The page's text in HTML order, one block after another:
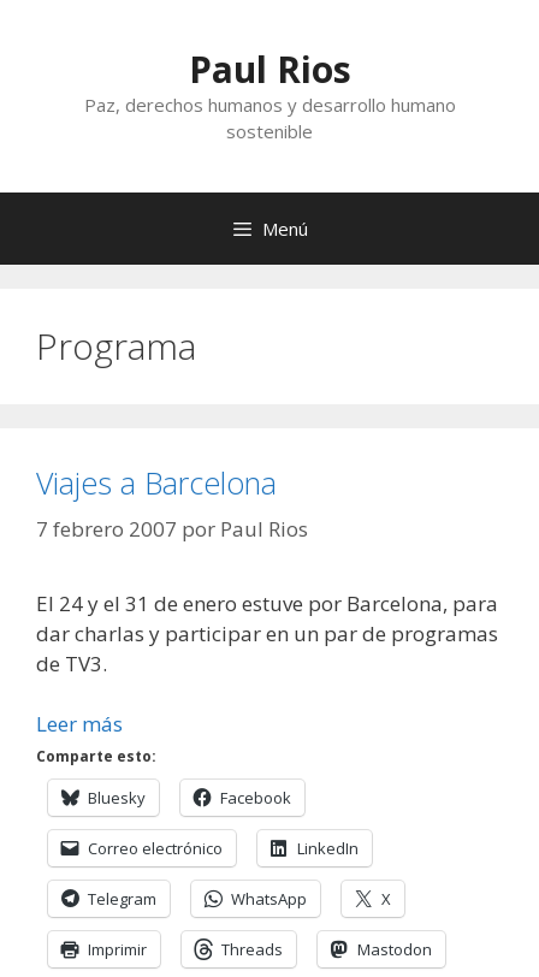
Paul Rios
Paz, derechos humanos y desarrollo humano
sostenible
Menú
Programa
Viajes a Barcelona
7 febrero 2007 por Paul Rios
El 24 y el 31 de enero estuve por Barcelona, para
dar charlas y participar en un par de programas
de TV3.
Leer más
Comparte esto:
Bluesky Facebook
Correo electrónico LinkedIn
Telegram WhatsApp X
Imprimir Threads Mastodon